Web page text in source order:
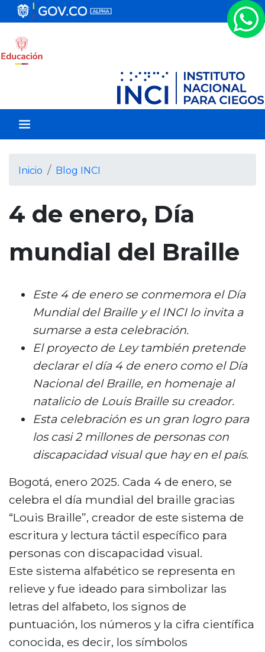
a
a
l
c
d
o
r
c
a
l
Inicio Blog INCI
4 de enero, Día
mundial del Braille
Este 4 de enero se conmemora el Día
Mundial del Braille y el INCI lo invita a
sumarse a esta celebración.
El proyecto de Ley también pretende
declarar el día 4 de enero como el Día
Nacional del Braille, en homenaje al
natalicio de Louis Braille su creador.
Esta celebración es un gran logro para
los casi 2 millones de personas con
discapacidad visual que hay en el país.
Bogotá, enero 2025. Cada 4 de enero, se
celebra el día mundial del braille gracias
“Louis Braille”, creador de este sistema de
escritura y lectura táctil específico para
personas con discapacidad visual.
Este sistema alfabético se representa en
relieve y fue ideado para simbolizar las
letras del alfabeto, los signos de
puntuación, los números y la cifra científica
conocida, es decir, los símbolos